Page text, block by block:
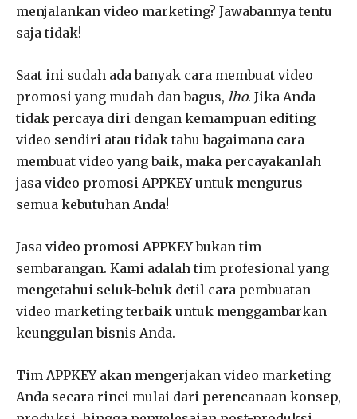
menjalankan video marketing? Jawabannya tentu
saja tidak!
Saat ini sudah ada banyak cara membuat video
promosi yang mudah dan bagus, lho. Jika Anda
tidak percaya diri dengan kemampuan editing
video sendiri atau tidak tahu bagaimana cara
membuat video yang baik, maka percayakanlah
jasa video promosi APPKEY untuk mengurus
semua kebutuhan Anda!
Jasa video promosi APPKEY bukan tim
sembarangan. Kami adalah tim profesional yang
mengetahui seluk-beluk detil cara pembuatan
video marketing terbaik untuk menggambarkan
keunggulan bisnis Anda.
Tim APPKEY akan mengerjakan video marketing
Anda secara rinci mulai dari perencanaan konsep,